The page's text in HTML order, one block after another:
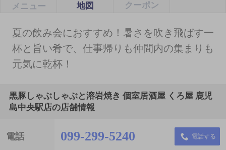
メニュー 地図 クーポン
夏の飲み会におすすめ！暑さを吹き飛ばす一
杯と旨い肴で、仕事帰りも仲間内の集まりも
元気に乾杯！
黒豚しゃぶしゃぶと溶岩焼き 個室居酒屋 くろ屋 鹿児
島中央駅店の店舗情報
電話 099-299-5240 電話する